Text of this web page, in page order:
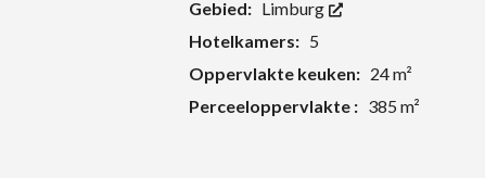
Gebied: Limburg
Hotelkamers: 5
Oppervlakte keuken: 24 m²
Perceeloppervlakte : 385 m²